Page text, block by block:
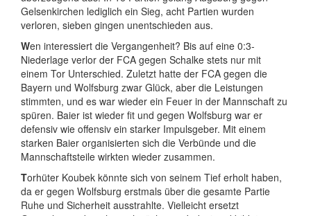
Gelsenkirchen lediglich ein Sieg, acht Partien wurden
verloren, sieben gingen unentschieden aus.
Wen interessiert die Vergangenheit? Bis auf eine 0:3-
Niederlage verlor der FCA gegen Schalke stets nur mit
einem Tor Unterschied. Zuletzt hatte der FCA gegen die
Bayern und Wolfsburg zwar Glück, aber die Leistungen
stimmten, und es war wieder ein Feuer in der Mannschaft zu
spüren. Baier ist wieder fit und gegen Wolfsburg war er
defensiv wie offensiv ein starker Impulsgeber. Mit einem
starken Baier organisierten sich die Verbünde und die
Mannschaftsteile wirkten wieder zusammen.
Torhüter Koubek könnte sich von seinem Tief erholt haben,
da er gegen Wolfsburg erstmals über die gesamte Partie
Ruhe und Sicherheit ausstrahlte. Vielleicht ersetzt